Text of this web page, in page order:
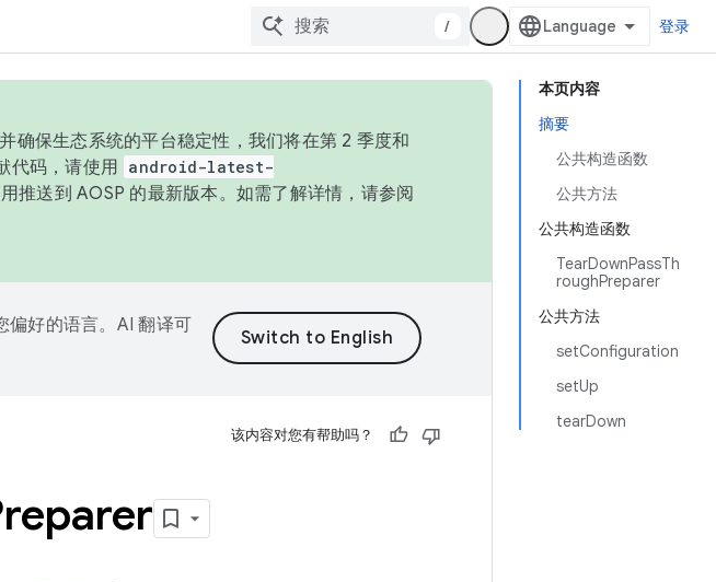
/ 登录
本页内容
摘要
公共构造函数
公共方法
公共构造函数
TearDownPassTh
roughPreparer
公共方法
setConfiguration
setUp
tearDown
确保生态系统的平台稳定性，我们将在第 2 季度和
代码，请使用 android-latest-
推送到 AOSP 的最新版本。如需了解详情，请参阅
偏好的语言。AI 翻译可
该内容对您有帮助吗？